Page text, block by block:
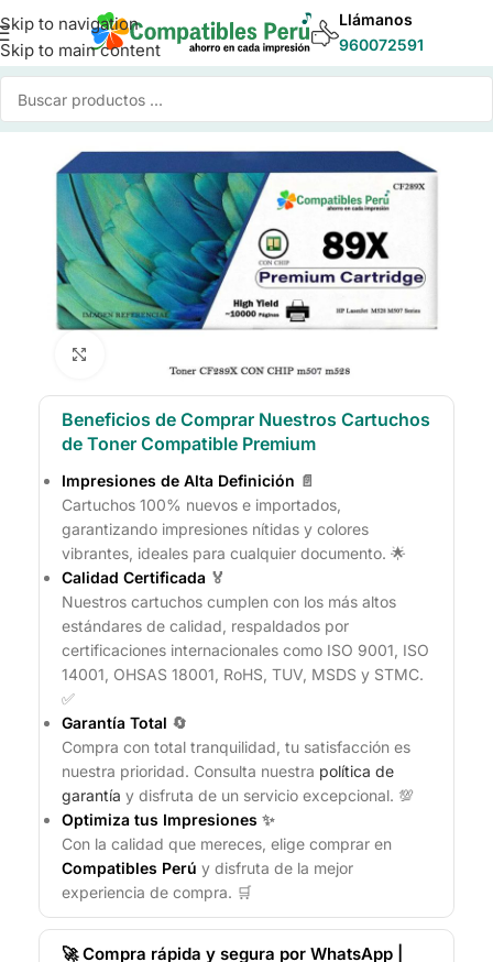
Skip to navigation
Skip to main content
Llámanos
960072591
Inicio/Toner para Impresoras/Toner Compatible HP
Beneficios de Comprar Nuestros Cartuchos
de Toner Compatible Premium
Impresiones de Alta Definición 📄
Cartuchos 100% nuevos e importados,
garantizando impresiones nítidas y colores
vibrantes, ideales para cualquier documento. 🌟
Calidad Certificada 🏅
Nuestros cartuchos cumplen con los más altos
estándares de calidad, respaldados por
certificaciones internacionales como ISO 9001, ISO
14001, OHSAS 18001, RoHS, TUV, MSDS y STMC.
✅
Garantía Total 🔄
Compra con total tranquilidad, tu satisfacción es
nuestra prioridad. Consulta nuestra política de
garantía y disfruta de un servicio excepcional. 💯
Optimiza tus Impresiones ✨
Con la calidad que mereces, elige comprar en
Compatibles Perú y disfruta de la mejor
experiencia de compra. 🛒
🚀 Compra rápida y segura por WhatsApp |